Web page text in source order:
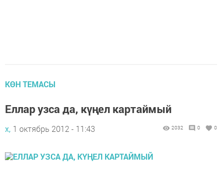
КӨН ТЕМАСЫ
Еллар узса да, күңел картаймый
х, 1 октябрь 2012 - 11:43 2032 0 0